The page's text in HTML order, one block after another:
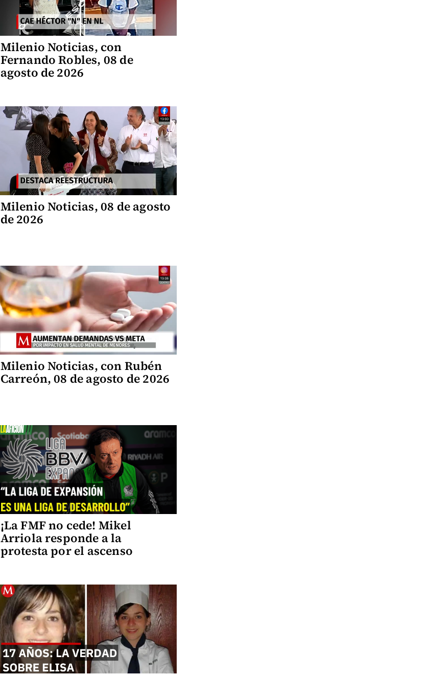
Milenio Noticias, con
Fernando Robles, 08 de
agosto de 2026
Milenio Noticias, 08 de agosto
de 2026
Milenio Noticias, con Rubén
Carreón, 08 de agosto de 2026
¡La FMF no cede! Mikel
Arriola responde a la
protesta por el ascenso